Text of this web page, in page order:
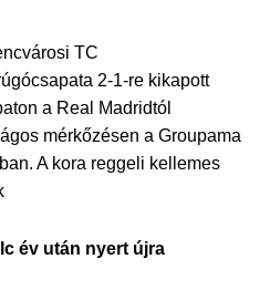
TC
2-1-re kikapott
a Real Madridtól
mérkőzésen a Groupama
A kora reggeli kellemes
év után nyert újra